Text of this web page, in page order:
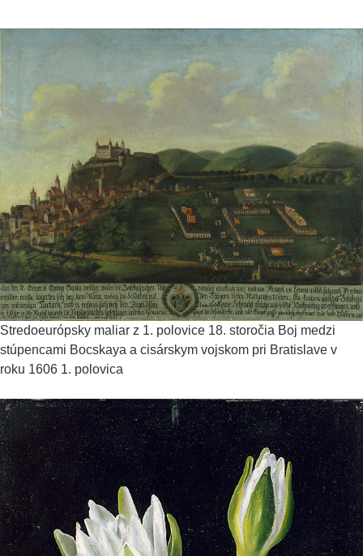
Stredoeurópsky maliar z 1. polovice 18. storočia Boj medzi
stúpencami Bocskaya a cisárskym vojskom pri Bratislave v
roku 1606 1. polovica